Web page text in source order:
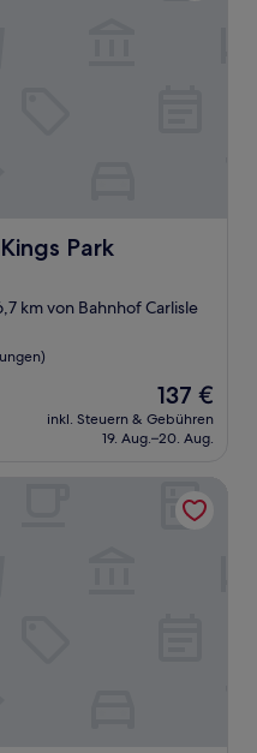
Park
km von Bahnhof Carlisle
Der
Preis
beträgt
137 €
inkl. Steuern & Gebühren
19. Aug.–20. Aug.